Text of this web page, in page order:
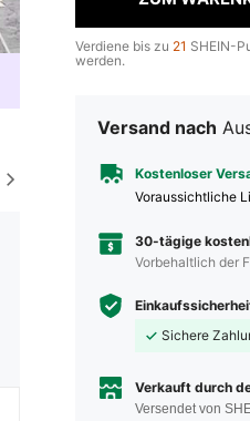
Verdiene bis zu 21 SHEIN-
werden.
Versand nach
Kostenloser
Voraussichtliche
30-tägige
Vorbehaltlich der
Sichere
Verkauft durch
Versendet von